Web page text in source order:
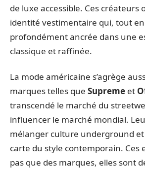
de luxe accessible. Ces créateurs
identité vestimentaire qui, tout
profondément ancrée dans une
classique et raffinée.
La mode américaine s’agrège
marques telles que Supreme et
transcendé le marché du
influencer le marché mondial.
mélanger culture underground
carte du style contemporain. Ces
pas que des marques, elles sont